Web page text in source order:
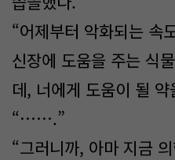
“어제부터 악화되는 속
신장에 도움을 주는 식
데, 너에게 도움이 될
“…….”
“그러니까, 아마 지금